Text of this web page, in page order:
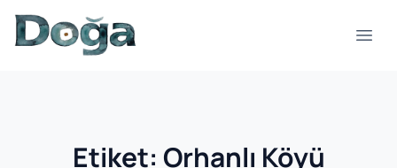
İçeriğe geç
Etiket: Orhanlı Köyü